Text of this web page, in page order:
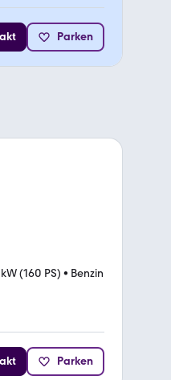
Parken
(160 PS) • Benzin
Parken